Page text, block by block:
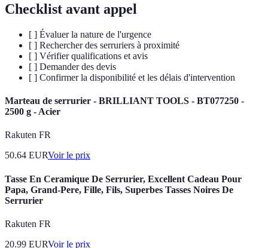
Checklist avant appel
[ ] Évaluer la nature de l'urgence
[ ] Rechercher des serruriers à proximité
[ ] Vérifier qualifications et avis
[ ] Demander des devis
[ ] Confirmer la disponibilité et les délais d'intervention
Marteau de serrurier - BRILLIANT TOOLS - BT077250 -
2500 g - Acier
Rakuten FR
50.64 EURVoir le prix
Tasse En Ceramique De Serrurier, Excellent Cadeau Pour
Papa, Grand-Pere, Fille, Fils, Superbes Tasses Noires De
Serrurier
Rakuten FR
20.99 EURVoir le prix